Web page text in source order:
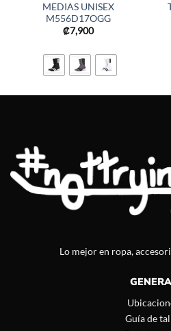
MEDIAS UNISEX
M556D17OGG
₡7,900
Lo mejor en ropa,
Guía de